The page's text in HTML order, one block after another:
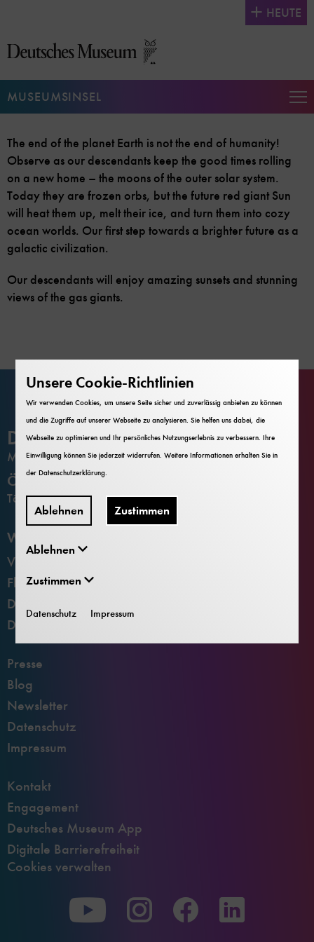
Seiteninhalt
springen
HEUTE
MUSEUMSINSEL
The end of the planet Earth is not the end of humanity!
Observe as our descendants keep the good times rolling
on a new home – the moons of the outer solar system.
Today they are frozen orbs, but the future red giant Sun
will heat them up, melt their ice, and turn them into cozy
ocean worlds. Our first step towards a brighter future as a
galactic civilization.
Our descendants will enjoy amazing sunsets and stunning
views of the gas giants.
Deutsches Museum
MUSEUMSINSEL
Öffnungszeiten
Täglich 9–17 Uhr
Weitere Standorte
Verkehrszentrum
Flugwerft Schleißheim
Deutsches Museum Nürnberg
Deutsches Museum Bonn
Presse
Blog
Newsletter
Datenschutz
Impressum
Kontakt
Engagement
Deutsches Museum App
Digitale Barrierefreiheit
Cookies verwalten
Zu
unserer
Zu
unserer
Zu
unserer
Unsere Cookie-Richtlinien
Wir verwenden Cookies, um unsere Seite sicher und zuverlässig anbieten zu können
und die Zugriffe auf unserer Webseite zu analysieren. Sie helfen uns dabei, die
Webseite zu optimieren und Ihr persönliches Nutzungserlebnis zu verbessern. Ihre
Einwilligung können Sie jederzeit widerrufen. Weitere Informationen erhalten Sie in
derDatenschutzerklärung
Ablehnen Zustimmen
Ablehnen
Zustimmen
Datenschutz Impressum